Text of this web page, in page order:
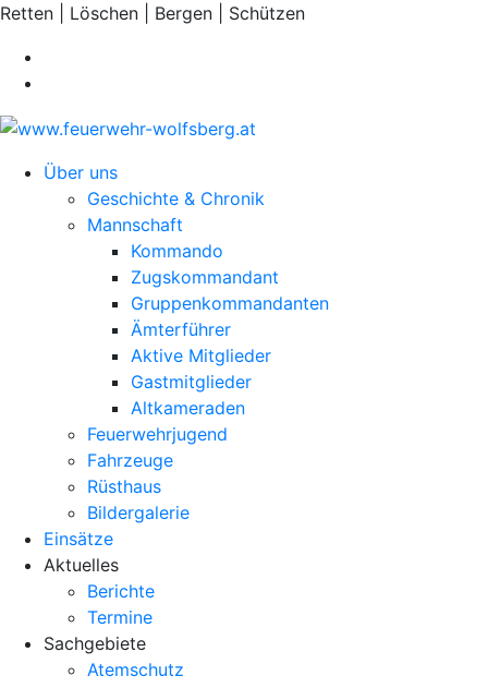
Retten | Löschen | Bergen | Schützen
Über uns
Geschichte & Chronik
Mannschaft
Kommando
Zugskommandant
Gruppenkommandanten
Ämterführer
Aktive Mitglieder
Gastmitglieder
Altkameraden
Feuerwehrjugend
Fahrzeuge
Rüsthaus
Bildergalerie
Einsätze
Aktuelles
Berichte
Termine
Sachgebiete
Atemschutz